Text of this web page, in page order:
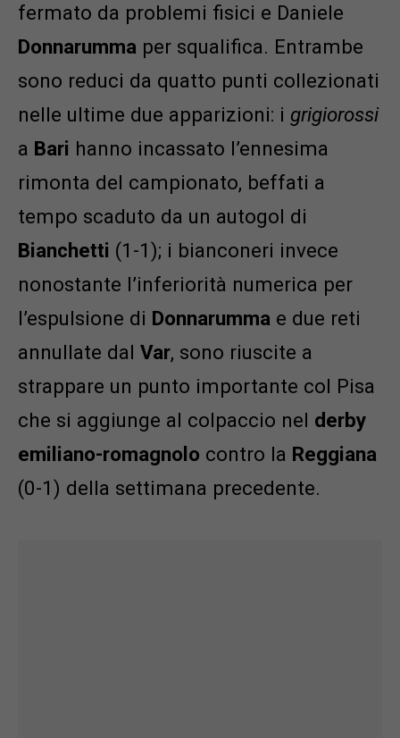
fermato da problemi fisici e Daniele
Donnarumma per squalifica. Entrambe
sono reduci da quatto punti collezionati
nelle ultime due apparizioni: i grigiorossi
a Bari hanno incassato l’ennesima
rimonta del campionato, beffati a
tempo scaduto da un autogol di
Bianchetti (1-1); i bianconeri invece
nonostante l’inferiorità numerica per
l’espulsione di Donnarumma e due reti
annullate dal Var, sono riuscite a
strappare un punto importante col Pisa
che si aggiunge al colpaccio nel derby
emiliano-romagnolo contro la Reggiana
(0-1) della settimana precedente.